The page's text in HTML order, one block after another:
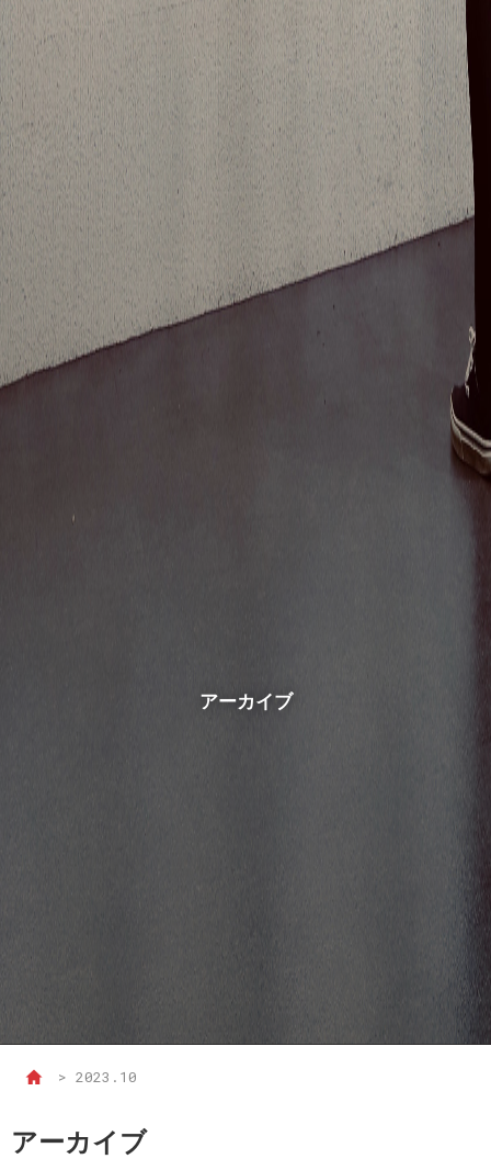
アーカイブ
> 2023.10
アーカイブ